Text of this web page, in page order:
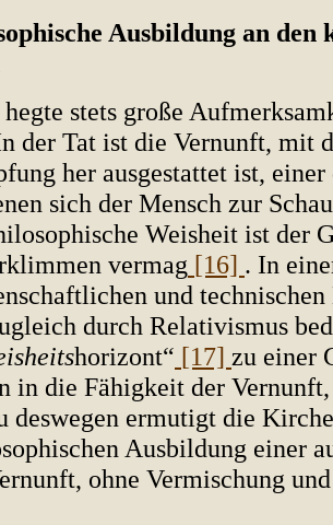
Ausbildung an den
stets große
der Tat ist die Vernunft, mit
her ausgestattet ist,
sich der Mensch zur
Weisheit ist der
vermag [16] . In
und
durch Relativismus
horizont“ [17] zu einer
in die Fähigkeit der
deswegen ermutigt die
Ausbildung einer
ohne Vermischung